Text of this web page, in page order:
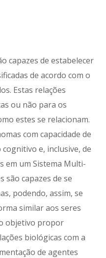
capazes de estabelecer
de acordo com o
Estas relações
ou não para os
estes se relacionam.
com capacidade de
e, inclusive, de
em um Sistema Multi-
são capazes de se
podendo, assim, se
similar aos seres
objetivo propor
biológicas com a
de agentes